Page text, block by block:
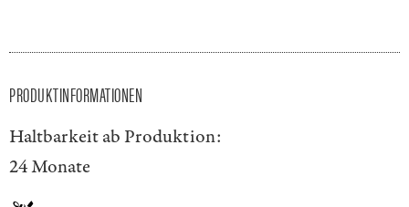
PRODUKTINFORMATIONEN
Haltbarkeit ab Produktion:
24 Monate